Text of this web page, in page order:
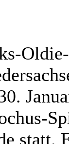
statt.